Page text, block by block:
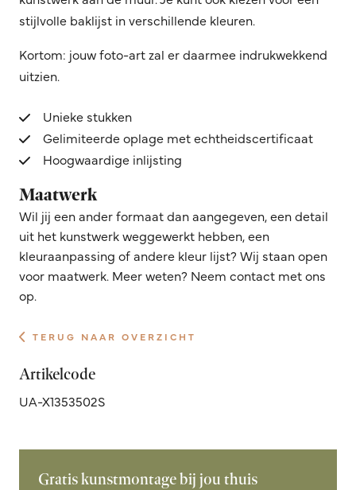
stijlvolle baklijst in verschillende kleuren.
Kortom: jouw foto-art zal er daarmee indrukwekkend
uitzien.
Unieke stukken
Gelimiteerde oplage met echtheidscertificaat
Hoogwaardige inlijsting
Maatwerk
Wil jij een ander formaat dan aangegeven, een detail
uit het kunstwerk weggewerkt hebben, een
kleuraanpassing of andere kleur lijst? Wij staan open
voor maatwerk. Meer weten? Neem contact met ons
op.
TERUG NAAR OVERZICHT
Artikelcode
UA-X1353502S
Gratis kunstmontage bij jou thuis